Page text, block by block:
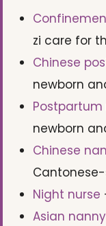
zi care for
Chinese
newborn
newborn
Chinese
Night nurse
Asian